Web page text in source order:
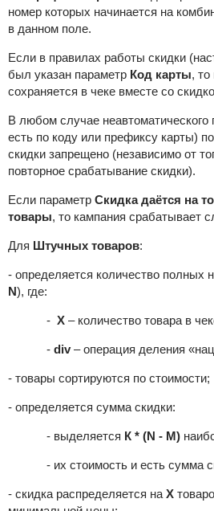
номер которых начинается на
в данном поле.
Если в правилах работы скидки
был указан параметр Код карты, то
сохраняется в чеке вместе со
В любом случае неавтоматического
есть по коду или префиксу карты)
скидки запрещено (независимо от
повторное срабатывание скидки).
Если параметр Скидка даётся на
товары, то кампания срабатывает
Для Штучных товаров:
- определяется количество полных
N), где:
- Х– количество товара в
- div– операция деления
- товары сортируются по стоимости;
- определяется сумма скидки:
- выделяется К * (N - M)
- их стоимость и есть сумма
- скидка распределяется на Х